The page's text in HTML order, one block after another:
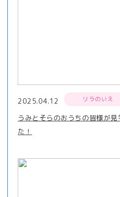
2025.04.12 リラのいえ
うみとそらのおうちの皆様が
た！